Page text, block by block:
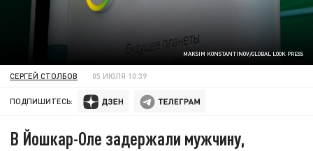
MAKSIM KONSTANTINOV/GLOBAL LOOK PRESS
СЕРГЕЙ СТОЛБОВ 05 ИЮЛЯ 10:39
ПОДПИШИТЕСЬ:
В Йошкар-Оле задержали мужчину,